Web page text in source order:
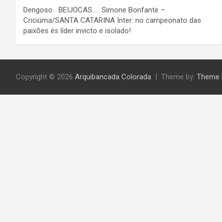
Dengoso BEIJOCAS….. Simone Bonfante –
Criciúma/SANTA CATARINA Inter: no campeonato das
paixões és líder invicto e isolado!
Copyright © 2026 Arquibancada Colorada Theme by: Theme